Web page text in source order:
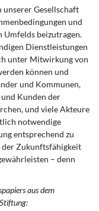
unserer Gesellschaft
und
Umfelds beizutragen.
Dienstleistungen
unter Mitwirkung von
können und
und Kommunen,
Kunden der
und viele Akteure
notwendige
entsprechend zu
der Zukunftsfähigkeit
– denn
aus dem